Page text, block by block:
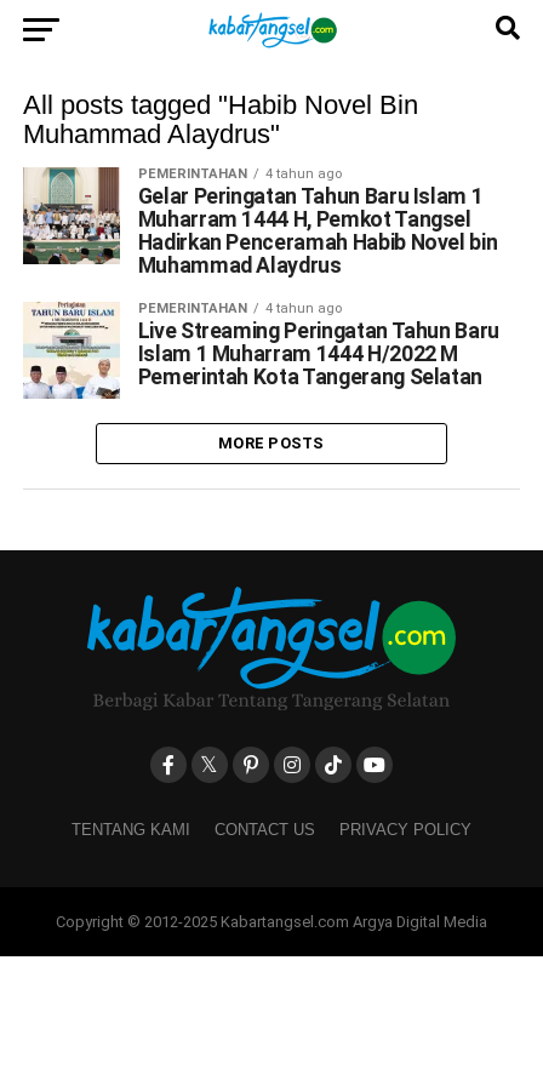
All posts tagged "Habib Novel Bin
Muhammad Alaydrus"
PEMERINTAHAN 4 tahun ago
Gelar Peringatan Tahun Baru Islam 1
Muharram 1444 H, Pemkot Tangsel
Hadirkan Penceramah Habib Novel bin
Muhammad Alaydrus
PEMERINTAHAN 4 tahun ago
Live Streaming Peringatan Tahun Baru
Islam 1 Muharram 1444 H/2022 M
Pemerintah Kota Tangerang Selatan
MORE POSTS
TENTANG KAMI CONTACT US PRIVACY POLICY
Copyright © 2012-2025 Kabartangsel.com Argya Digital Media